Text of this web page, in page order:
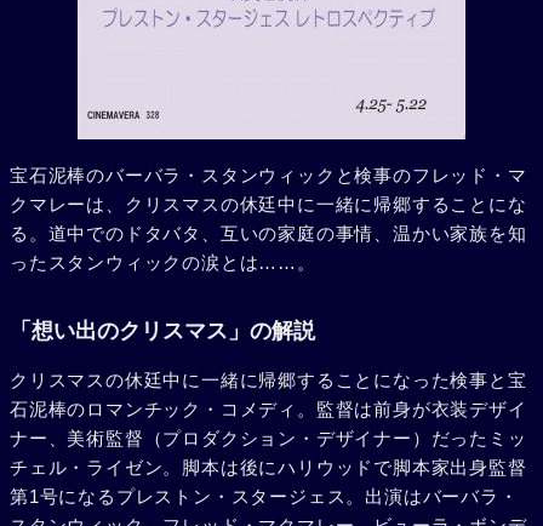
宝石泥棒のバーバラ・スタンウィックと検事のフレッド・マ
クマレーは、クリスマスの休廷中に一緒に帰郷することにな
る。道中でのドタバタ、互いの家庭の事情、温かい家族を知
ったスタンウィックの涙とは……。
「想い出のクリスマス」の解説
クリスマスの休廷中に一緒に帰郷することになった検事と宝
石泥棒のロマンチック・コメディ。監督は前身が衣装デザイ
ナー、美術監督（プロダクション・デザイナー）だったミッ
チェル・ライゼン。脚本は後にハリウッドで脚本家出身監督
第1号になるプレストン・スタージェス。出演はバーバラ・